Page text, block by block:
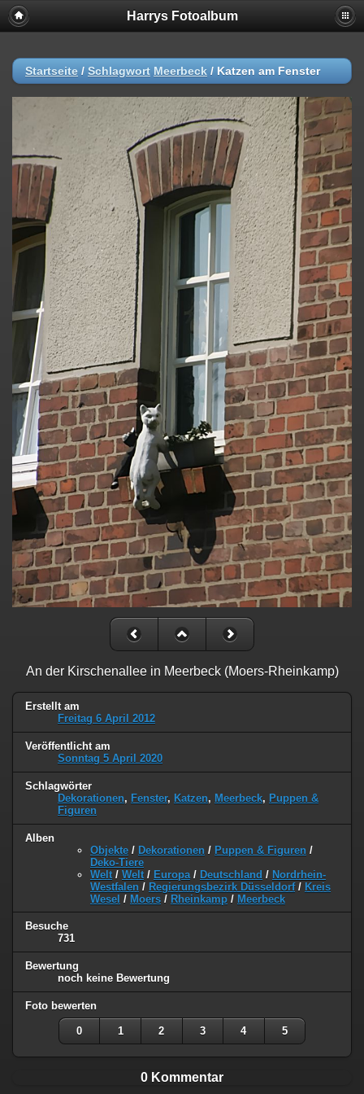
Harrys Fotoalbum
Startseite / Schlagwort Meerbeck / Katzen am Fenster
An der Kirschenallee in Meerbeck (Moers-Rheinkamp)
Erstellt am
Freitag 6 April 2012
Veröffentlicht am
Sonntag 5 April 2020
Schlagwörter
Dekorationen, Fenster, Katzen, Meerbeck, Puppen &
Figuren
Alben
Objekte / Dekorationen / Puppen & Figuren /
Deko-Tiere
Welt / Welt / Europa / Deutschland / Nordrhein-
Westfalen / Regierungsbezirk Düsseldorf/ Kreis
Wesel / Moers / Rheinkamp / Meerbeck
Besuche
731
Bewertung
noch keine Bewertung
Foto bewerten
0 1 2 3 4 5
0 Kommentar